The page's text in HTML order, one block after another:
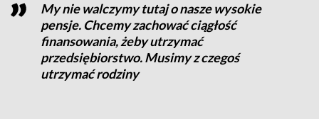
My nie walczymy tutaj o nasze wysokie
pensje. Chcemy zachować ciągłość
finansowania, żeby utrzymać
przedsiębiorstwo. Musimy z czegoś
utrzymać rodziny